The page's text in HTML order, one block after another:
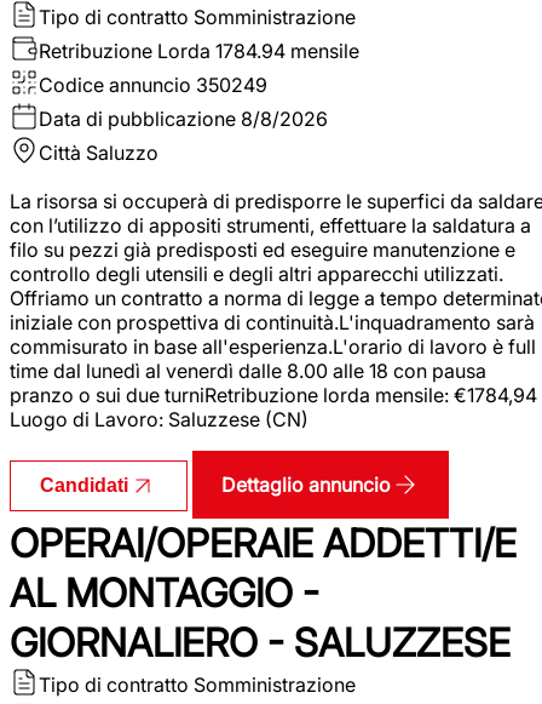
Tipo di contratto Somministrazione
Retribuzione Lorda 1784.94 mensile
Codice annuncio 350249
Data di pubblicazione 8/8/2026
Città Saluzzo
La risorsa si occuperà di predisporre le superfici da
con l’utilizzo di appositi strumenti, effettuare la saldatura a
filo su pezzi già predisposti ed eseguire manutenzione e
controllo degli utensili e degli altri apparecchi utilizzati.
Offriamo un contratto a norma di legge a tempo
iniziale con prospettiva di continuità.L'inquadramento sarà
commisurato in base all'esperienza.L'orario di lavoro è full
time dal lunedì al venerdì dalle 8.00 alle 18 con pausa
pranzo o sui due turniRetribuzione lorda mensile: €1784,94
Luogo di Lavoro: Saluzzese (CN)
Candidati Dettaglio annuncio
OPERAI/OPERAIE ADDETTI/E
AL MONTAGGIO -
GIORNALIERO - SALUZZESE
Tipo di contratto Somministrazione